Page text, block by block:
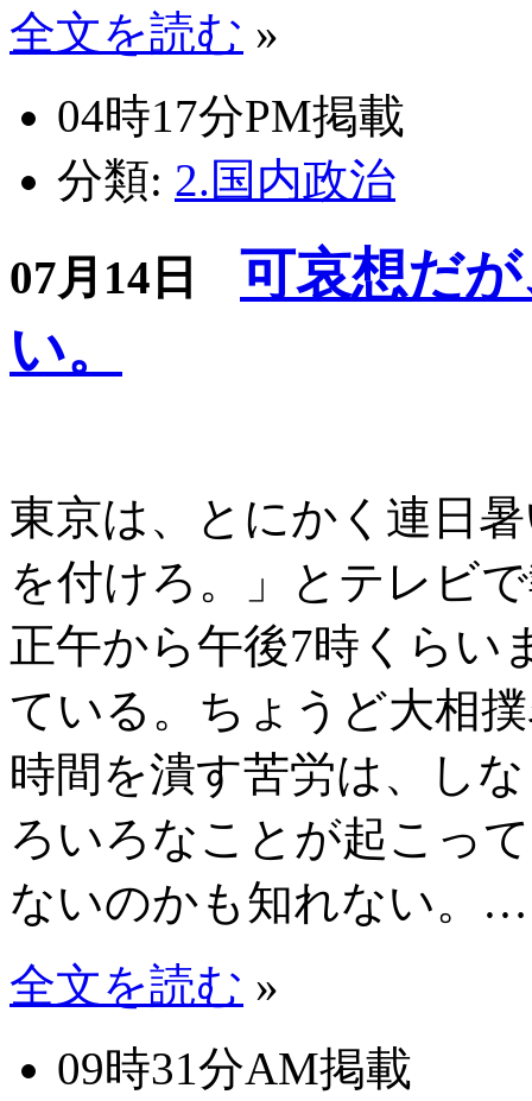
全文を読む »
04時17分PM掲載
分類: 2.国内政治
07月14日
可哀想だ
い。
東京は、とにかく連日
を付けろ。」とテレビ
正午から午後7時くらい
ている。ちょうど大相
時間を潰す苦労は、し
ろいろなことが起こっ
ないのかも知れない。
全文を読む »
09時31分AM掲載